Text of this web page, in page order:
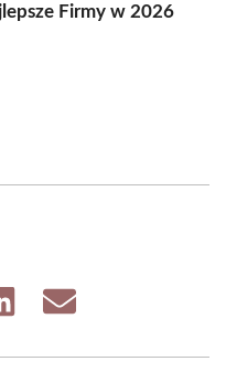
Firmy w 2026
Share